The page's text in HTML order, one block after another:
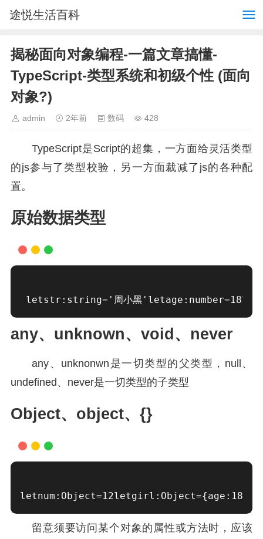
途悦生活百科
揭秘面向对象编程-一篇文章搞懂-
TypeScript-类型系统和初级个性 (面向
对象?)
admin 2年前 数码 428
TypeScript是Script的超集，一方面给灵活类型
的js参与了类型校验，另一方面裁减了js的各种配
置。
原始数据类型
letstr:string='周小黑
any、unknown、void、never
any、unknonwn是一切类型的父类型，null、
undefined、never是一切类型的子类型
Object、object、{}
留意须要访问某个对象的属性或方法时，应该